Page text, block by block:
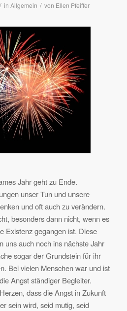
/ in Allgemein / von Ellen Pfeiffer
Jahr geht zu Ende.
unser Tun und unsere
und oft auch zu verändern.
besonders dann nicht, wenn es
Existenz gegangen ist. Diese
uns auch noch ins nächste Jahr
sogar der Grundstein für ihr
Bei vielen Menschen war und ist
Angst ständiger Begleiter.
dass die Angst in Zukunft
sein wird, seid mutig, seid